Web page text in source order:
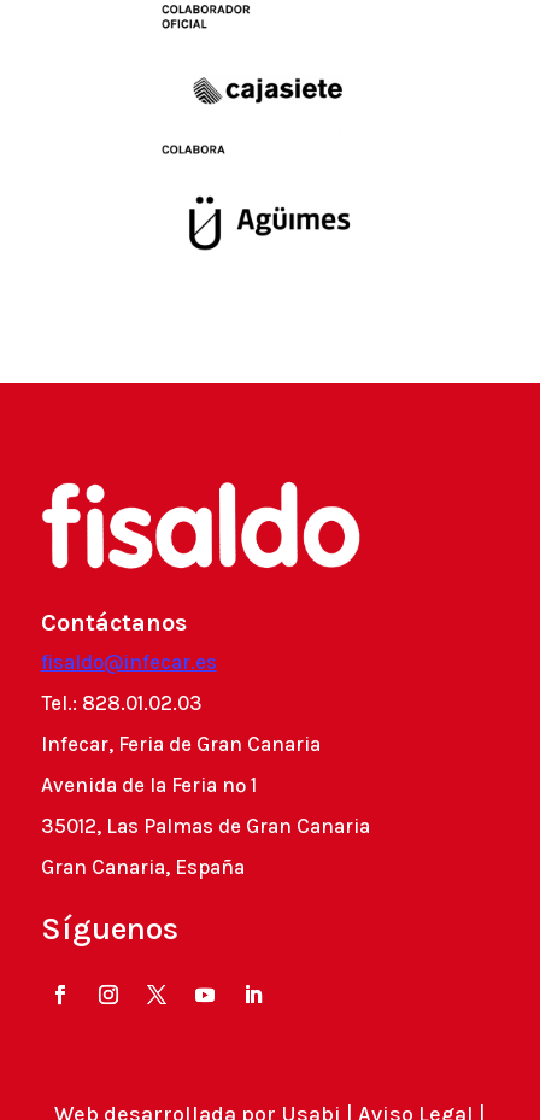
Contáctanos
fisaldo@infecar.es
Tel.: 828.01.02.03
Infecar, Feria de Gran Canaria
Avenida de la Feria nº 1
35012, Las Palmas de Gran Canaria
Gran Canaria, España
Síguenos
Web desarrollada por Usabi | Aviso Legal |